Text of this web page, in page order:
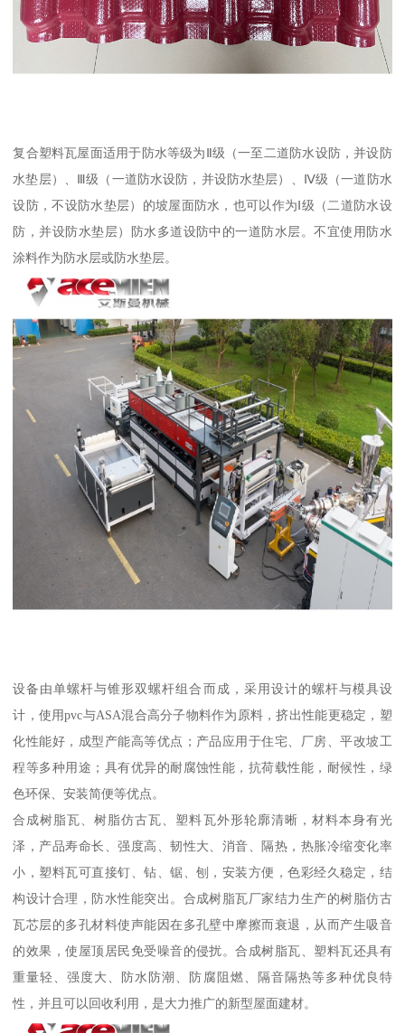
复合塑料瓦屋面适用于防水等级为Ⅱ级（一至二道防水设防，并设防
水垫层）、Ⅲ级（一道防水设防，并设防水垫层）、Ⅳ级（一道防水
设防，不设防水垫层）的坡屋面防水，也可以作为Ⅰ级（二道防水设
防，并设防水垫层）防水多道设防中的一道防水层。不宜使用防水
涂料作为防水层或防水垫层。
设备由单螺杆与锥形双螺杆组合而成，采用设计的螺杆与模具设
计，使用pvc与ASA混合高分子物料作为原料，挤出性能更稳定，塑
化性能好，成型产能高等优点；产品应用于住宅、厂房、平改坡工
程等多种用途；具有优异的耐腐蚀性能，抗荷载性能，耐候性，绿
色环保、安装简便等优点。
合成树脂瓦、树脂仿古瓦、塑料瓦外形轮廓清晰，材料本身有光
泽，产品寿命长、强度高、韧性大、消音、隔热，热胀冷缩变化率
小，塑料瓦可直接钉、钻、锯、刨，安装方便，色彩经久稳定，结
构设计合理，防水性能突出。合成树脂瓦厂家结力生产的树脂仿古
瓦芯层的多孔材料使声能因在多孔壁中摩擦而衰退，从而产生吸音
的效果，使屋顶居民免受噪音的侵扰。合成树脂瓦、塑料瓦还具有
重量轻、强度大、防水防潮、防腐阻燃、隔音隔热等多种优良特
性，并且可以回收利用，是大力推广的新型屋面建材。